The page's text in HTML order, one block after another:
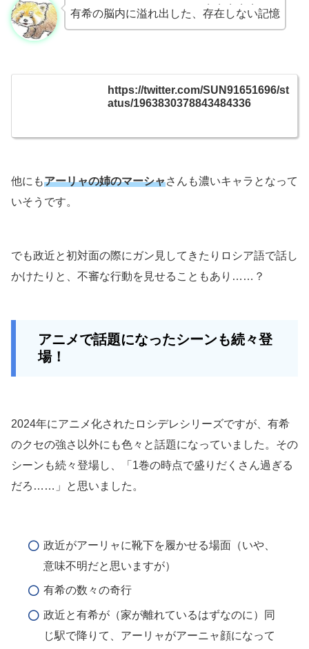
有希の脳内に溢れ出した、 存在しない
・・・・・
記憶
https://twitter.com/SUN91651696/st
atus/1963830378843484336
他にもアーリャの姉のマーシャさんも濃いキャラとなって
いそうです。
でも政近と初対面の際にガン見してきたりロシア語で話し
かけたりと、不審な行動を見せることもあり……？
アニメで話題になったシーンも続々登
場！
2024年にアニメ化されたロシデレシリーズですが、有希
のクセの強さ以外にも色々と話題になっていました。その
シーンも続々登場し、「1巻の時点で盛りだくさん過ぎる
だろ……」と思いました。
政近がアーリャに靴下を履かせる場面（いや、
意味不明だと思いますが）
有希の数々の奇行
政近と有希が（家が離れているはずなのに）同
じ駅で降りて、アーリャがアーニャ顔になって